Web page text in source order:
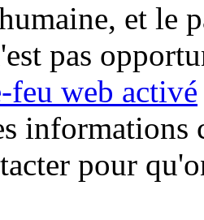
et le
pas
feu web activé
informations
pour